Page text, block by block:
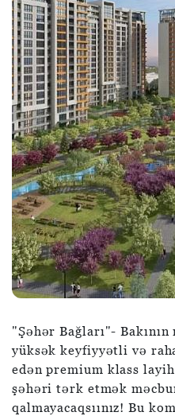
"Şəhər Bağları"-
yüksək keyfiyyətli və
edən premium klass
şəhəri tərk etmək
qalmayacaqsıınız! Bu